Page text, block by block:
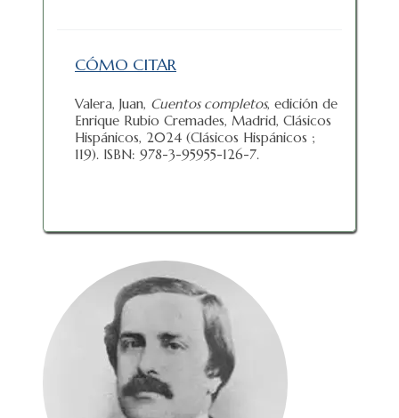
CÓMO CITAR
Valera, Juan, Cuentos completos, edición de
Enrique Rubio Cremades, Madrid, Clásicos
Hispánicos, 2024 (Clásicos Hispánicos ;
119). ISBN: 978-3-95955-126-7.